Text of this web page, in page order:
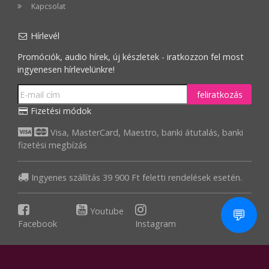
Kapcsolat
Hírlevél
Promóciók, audio hírek, új készletek - iratkozzon fel most
ingyenesen hírlevelünkre!
feliratkozás
Fizetési módok
Visa, MasterCard, Maestro, banki átutalás, banki
fizetési megbízás
Ingyenes szállítás 39 900 Ft feletti rendelések esetén.
Facebook
Youtube
Instagram
💬